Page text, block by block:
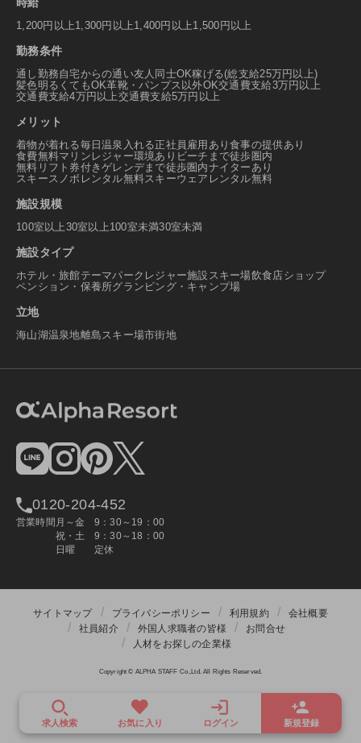
求人検索 お気に入り ログイン 新規登録
1,200円以上1,300円以上1,400円以上1,500円以上
勤務条件
通し勤務自宅からの通い友人同士OK稼げる(総支給25万円以上)
髪色明るくてもOK革靴・パンプス以外OK交通費支給3万円以上
交通費支給4万円以上交通費支給5万円以上
メリット
着物が着れる毎日温泉入れる正社員雇用あり食事の提供あり
食費無料マリンレジャー環境あり ビーチまで徒歩圏内
無料リフト券付きゲレンデまで徒歩圏内ナイターあり
スキースノボレンタル無料スキーウェアレンタル無料
施設規模
100室以上30室以上100室未満30室未満
施設タイプ
ホテル・旅館テーマパーク レジャー施設 スキー場飲食店ショップ
ペンション・保養所グランピング・キャンプ場
立地
海山湖温泉地離島 スキー場市街地
0120-204-452
営業時間 月～金
9：30～19：00
祝・土
9：30～18：00
日曜
定休
サイトマップ プライバシーポリシー 利用規約
会社概要
社員紹介
外国人求職者の皆様
お問合せ
人材をお探しの企業様
Copyright © ALPHA STAFF Co.,Ltd. All Rights Reserved.